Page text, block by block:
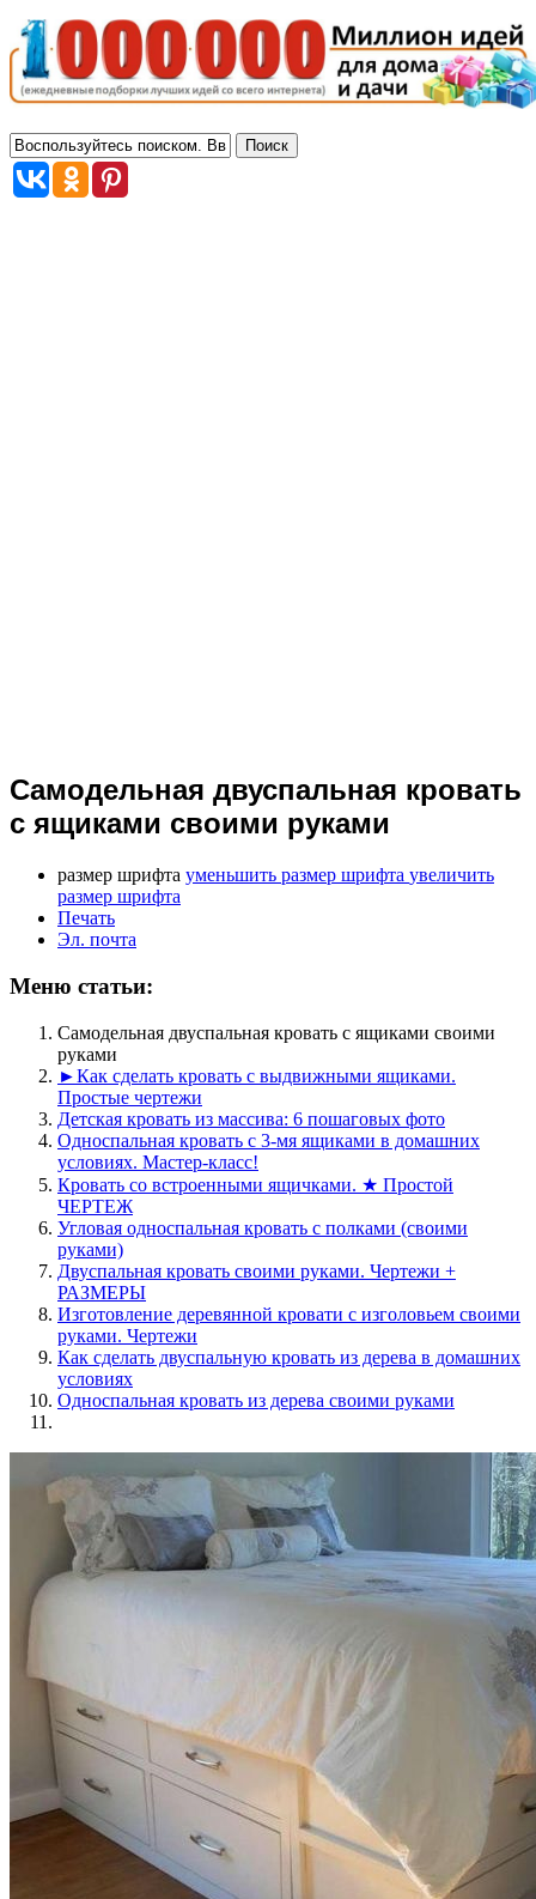
Самодельная двуспальная кровать
с ящиками своими руками
размер шрифта уменьшить размер шрифта увеличить
размер шрифта
Печать
Эл. почта
Меню статьи:
Самодельная двуспальная кровать с ящиками своими
руками
►Как сделать кровать с выдвижными ящиками.
Простые чертежи
Детская кровать из массива: 6 пошаговых фото
Односпальная кровать с 3-мя ящиками в домашних
условиях. Мастер-класс!
Кровать со встроенными ящичками. ★ Простой
ЧЕРТЕЖ
Угловая односпальная кровать с полками (своими
руками)
Двуспальная кровать своими руками. Чертежи +
РАЗМЕРЫ
Изготовление деревянной кровати с изголовьем своими
руками. Чертежи
Как сделать двуспальную кровать из дерева в домашних
условиях
Односпальная кровать из дерева своими руками